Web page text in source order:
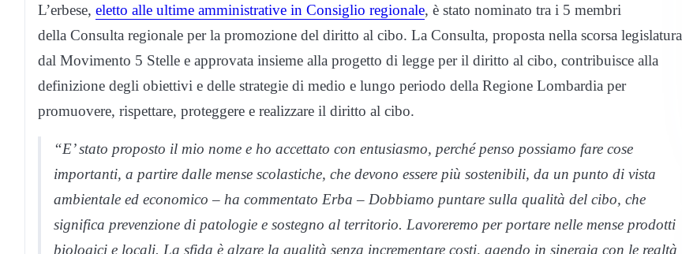
L’erbese, eletto alle ultime amministrative in Consiglio regionale, è stato nominato tra i 5 membri
della Consulta regionale per la promozione del diritto al cibo. La Consulta, proposta nella scorsa legislatura
dal Movimento 5 Stelle e approvata insieme alla progetto di legge per il diritto al cibo, contribuisce alla
definizione degli obiettivi e delle strategie di medio e lungo periodo della Regione Lombardia per
promuovere, rispettare, proteggere e realizzare il diritto al cibo.
“E’ stato proposto il mio nome e ho accettato con entusiasmo, perché penso possiamo fare cose
importanti, a partire dalle mense scolastiche, che devono essere più sostenibili, da un punto di vista
ambientale ed economico – ha commentato Erba – Dobbiamo puntare sulla qualità del cibo, che
significa prevenzione di patologie e sostegno al territorio. Lavoreremo per portare nelle mense prodotti
biologici e locali. La sfida è alzare la qualità senza incrementare costi, agendo in sinergia con le realtà